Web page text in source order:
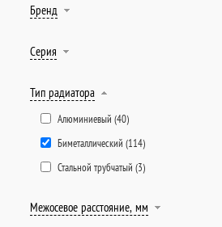
Бренд
Серия
Тип радиатора
Алюминиевый (40)
Биметаллический (114)
Стальной трубчатый (3)
Межосевое расстояние, мм